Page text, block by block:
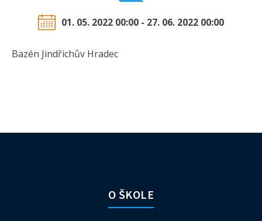
01. 05. 2022 00:00 - 27. 06. 2022 00:00
Bazén Jindřichův Hradec
O ŠKOLE